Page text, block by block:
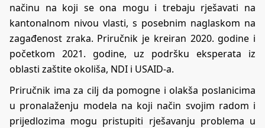
načinu na koji se ona mogu i trebaju rješavati na
kantonalnom nivou vlasti, s posebnim naglaskom na
zagađenost zraka. Priručnik je kreiran 2020. godine i
početkom 2021. godine, uz podršku eksperata iz
oblasti zaštite okoliša, NDI i USAID-a.
Priručnik ima za cilj da pomogne i olakša poslanicima
u pronalaženju modela na koji način svojim radom i
prijedlozima mogu pristupiti rješavanju problema u